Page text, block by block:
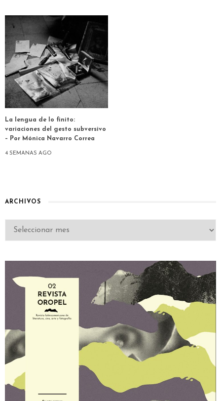
La lengua de lo finito:
variaciones del gesto subversivo
– Por Mónica Navarro Correa
4 SEMANAS AGO
ARCHIVOS